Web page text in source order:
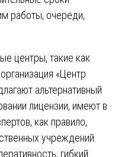
работы, очереди,
центры, такие как
«Центр
альтернативный
лицензии, имеют в
как правило,
учреждений.
гибкий